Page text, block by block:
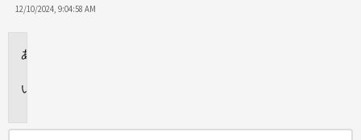
12/10/2024, 9:04:58 AM